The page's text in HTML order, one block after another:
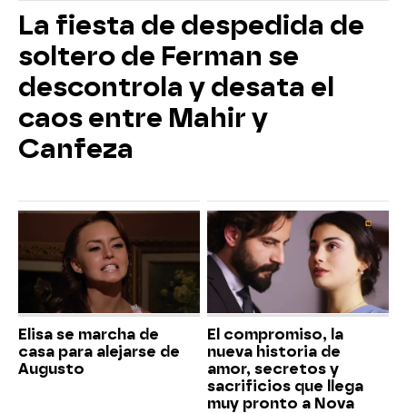
La fiesta de despedida de
soltero de Ferman se
descontrola y desata el
caos entre Mahir y
Canfeza
Elisa se marcha de
casa para alejarse de
Augusto
El compromiso, la
nueva historia de
amor, secretos y
sacrificios que llega
muy pronto a Nova